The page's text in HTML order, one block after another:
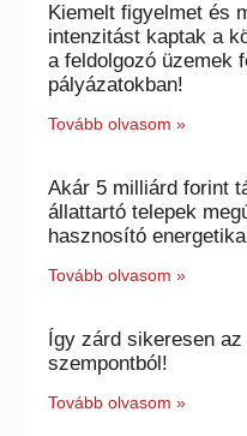
Kiemelt figyelmet és
intenzitást kaptak a
a feldolgozó üzemek
pályázatokban!
Tovább olvasom »
Akár 5 milliárd forint
állattartó telepek
hasznosító
Tovább olvasom »
Így zárd sikeresen
szempontból!
Tovább olvasom »